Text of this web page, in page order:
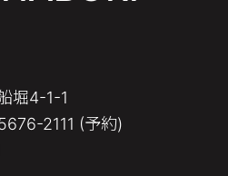
堀4-1-1
2111 (予約)